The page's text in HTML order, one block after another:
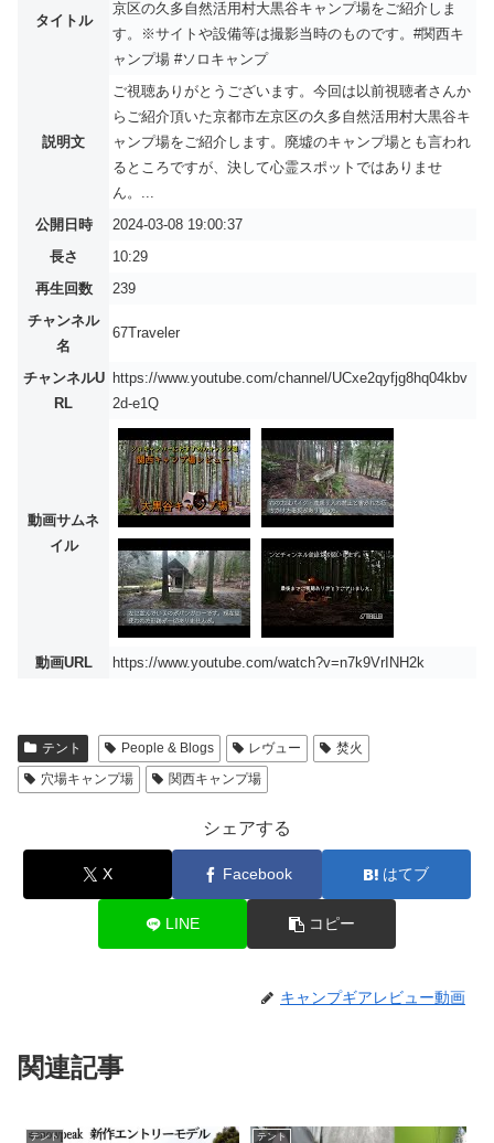
タイトル
京区の久多自然活用村大黒谷キャンプ場をご紹介しま
す。※サイトや設備等は撮影当時のものです。#関西キ
ャンプ場 #ソロキャンプ
説明文
ご視聴ありがとうございます。今回は以前視聴者さんか
らご紹介頂いた京都市左京区の久多自然活用村大黒谷キ
ャンプ場をご紹介します。廃墟のキャンプ場とも言われ
るところですが、決して心霊スポットではありませ
ん。...
公開日時
2024-03-08 19:00:37
長さ
10:29
再生回数
239
チャンネル
名
67Traveler
チャンネルU
RL
https://www.youtube.com/channel/UCxe2qyfjg8hq04kbv
2d-e1Q
動画サムネ
イル
動画URL https://www.youtube.com/watch?v=n7k9VrINH2k
テント People & Blogs レヴュー
焚火
穴場キャンプ場
関西キャンプ場
シェアする
X Facebook はてブ
LINE コピー
キャンプギアレビュー動画
関連記事
テント テント